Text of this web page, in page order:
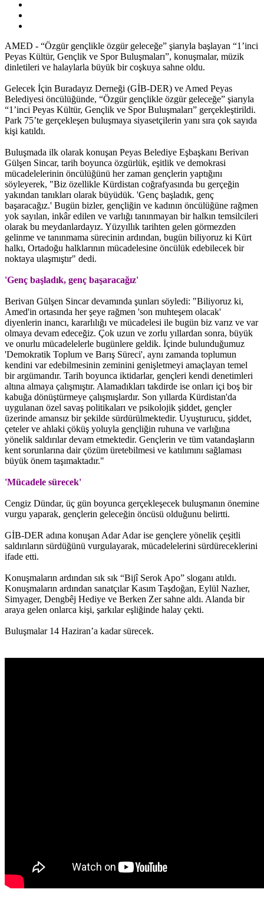
AMED - “Özgür gençlikle özgür geleceğe” şiarıyla başlayan “1’inci
Peyas Kültür, Gençlik ve Spor Buluşmaları”, konuşmalar, müzik
dinletileri ve halaylarla büyük bir coşkuya sahne oldu.
Gelecek İçin Buradayız Derneği (GİB-DER) ve Amed Peyas
Belediyesi öncülüğünde, “Özgür gençlikle özgür geleceğe” şiarıyla
“1’inci Peyas Kültür, Gençlik ve Spor Buluşmaları” gerçekleştirildi.
Park 75’te gerçekleşen buluşmaya siyasetçilerin yanı sıra çok sayıda
kişi katıldı.
Buluşmada ilk olarak konuşan Peyas Belediye Eşbaşkanı Berivan
Gülşen Sincar, tarih boyunca özgürlük, eşitlik ve demokrasi
mücadelelerinin öncülüğünü her zaman gençlerin yaptığını
söyleyerek, "Biz özellikle Kürdistan coğrafyasında bu gerçeğin
yakından tanıkları olarak büyüdük. 'Genç başladık, genç
başaracağız.' Bugün bizler, gençliğin ve kadının öncülüğüne rağmen
yok sayılan, inkâr edilen ve varlığı tanınmayan bir halkın temsilcileri
olarak bu meydanlardayız. Yüzyıllık tarihten gelen görmezden
gelinme ve tanınmama sürecinin ardından, bugün biliyoruz ki Kürt
halkı, Ortadoğu halklarının mücadelesine öncülük edebilecek bir
noktaya ulaşmıştır" dedi.
'Genç başladık, genç başaracağız'
Berivan Gülşen Sincar devamında şunları söyledi: "Biliyoruz ki,
Amed'in ortasında her şeye rağmen 'son muhteşem olacak'
diyenlerin inancı, kararlılığı ve mücadelesi ile bugün biz varız ve var
olmaya devam edeceğiz. Çok uzun ve zorlu yıllardan sonra, büyük
ve onurlu mücadelelerle bugünlere geldik. İçinde bulunduğumuz
'Demokratik Toplum ve Barış Süreci', aynı zamanda toplumun
kendini var edebilmesinin zeminini genişletmeyi amaçlayan temel
bir argümandır. Tarih boyunca iktidarlar, gençleri kendi denetimleri
altına almaya çalışmıştır. Alamadıkları takdirde ise onları içi boş bir
kabuğa dönüştürmeye çalışmışlardır. Son yıllarda Kürdistan'da
uygulanan özel savaş politikaları ve psikolojik şiddet, gençler
üzerinde amansız bir şekilde sürdürülmektedir. Uyuşturucu, şiddet,
çeteler ve ahlaki çöküş yoluyla gençliğin ruhuna ve varlığına
yönelik saldırılar devam etmektedir. Gençlerin ve tüm vatandaşların
kent sorunlarına dair çözüm üretebilmesi ve katılımını sağlaması
büyük önem taşımaktadır."
'Mücadele sürecek'
Cengiz Dündar, üç gün boyunca gerçekleşecek buluşmanın önemine
vurgu yaparak, gençlerin geleceğin öncüsü olduğunu belirtti.
GİB-DER adına konuşan Adar Adar ise gençlere yönelik çeşitli
saldırıların sürdüğünü vurgulayarak, mücadelelerini sürdüreceklerini
ifade etti.
Konuşmaların ardından sık sık “Bijî Serok Apo” sloganı atıldı.
Konuşmaların ardından sanatçılar Kasım Taşdoğan, Eylül Nazlıer,
Simyager, Dengbêj Hediye ve Berken Zer sahne aldı. Alanda bir
araya gelen onlarca kişi, şarkılar eşliğinde halay çekti.
Buluşmalar 14 Haziran’a kadar sürecek.